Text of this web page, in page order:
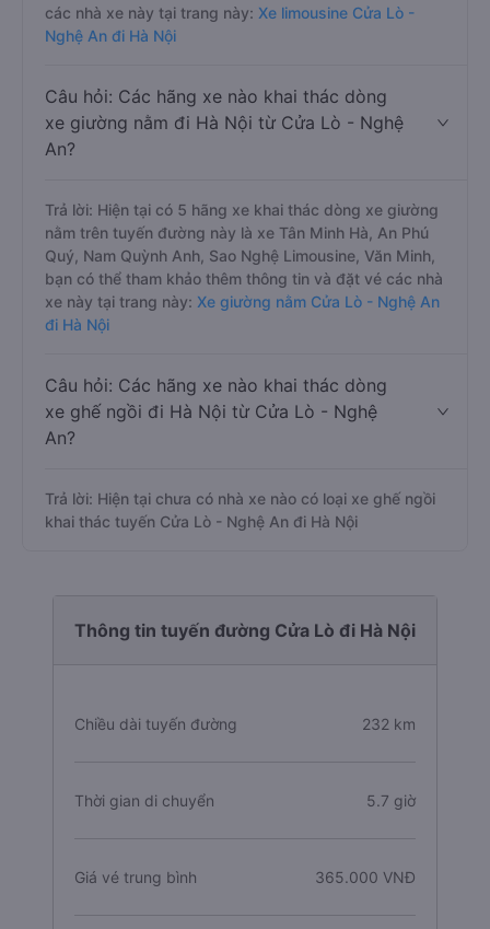
các nhà xe này tại trang này: Xe limousine Cửa Lò -
Nghệ An đi Hà Nội
Câu hỏi: Các hãng xe nào khai thác dòng
xe giường nằm đi Hà Nội từ Cửa Lò - Nghệ
An?
Trả lời: Hiện tại có 5 hãng xe khai thác dòng xe giường
nằm trên tuyến đường này là xe Tân Minh Hà, An Phú
Quý, Nam Quỳnh Anh, Sao Nghệ Limousine, Văn Minh,
bạn có thể tham khảo thêm thông tin và đặt vé các nhà
xe này tại trang này: Xe giường nằm Cửa Lò - Nghệ An
đi Hà Nội
Câu hỏi: Các hãng xe nào khai thác dòng
xe ghế ngồi đi Hà Nội từ Cửa Lò - Nghệ
An?
Trả lời: Hiện tại chưa có nhà xe nào có loại xe ghế ngồi
khai thác tuyến Cửa Lò - Nghệ An đi Hà Nội
Thông tin tuyến đường Cửa Lò đi Hà Nội
Chiều dài tuyến đường 232 km
Thời gian di chuyển 5.7 giờ
Giá vé trung bình 365.000 VNĐ